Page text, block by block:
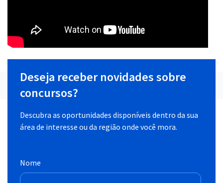
Deseja receber novidades sobre
concursos?
Descubra as oportunidades disponíveis dentro da sua
área de interesse ou da região onde você mora.
Nome